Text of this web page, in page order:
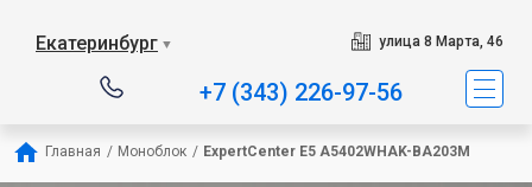
Екатеринбург ▼ улица 8 Марта, 46
+7 (343) 226-97-56
Главная / Моноблок / ExpertCenter E5 A5402WHAK-BA203M